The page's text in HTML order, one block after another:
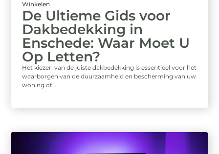
Winkelen
De Ultieme Gids voor
Dakbedekking in
Enschede: Waar Moet U
Op Letten?
Het kiezen van de juiste dakbedekking is essentieel voor het
waarborgen van de duurzaamheid en bescherming van uw
woning of ...